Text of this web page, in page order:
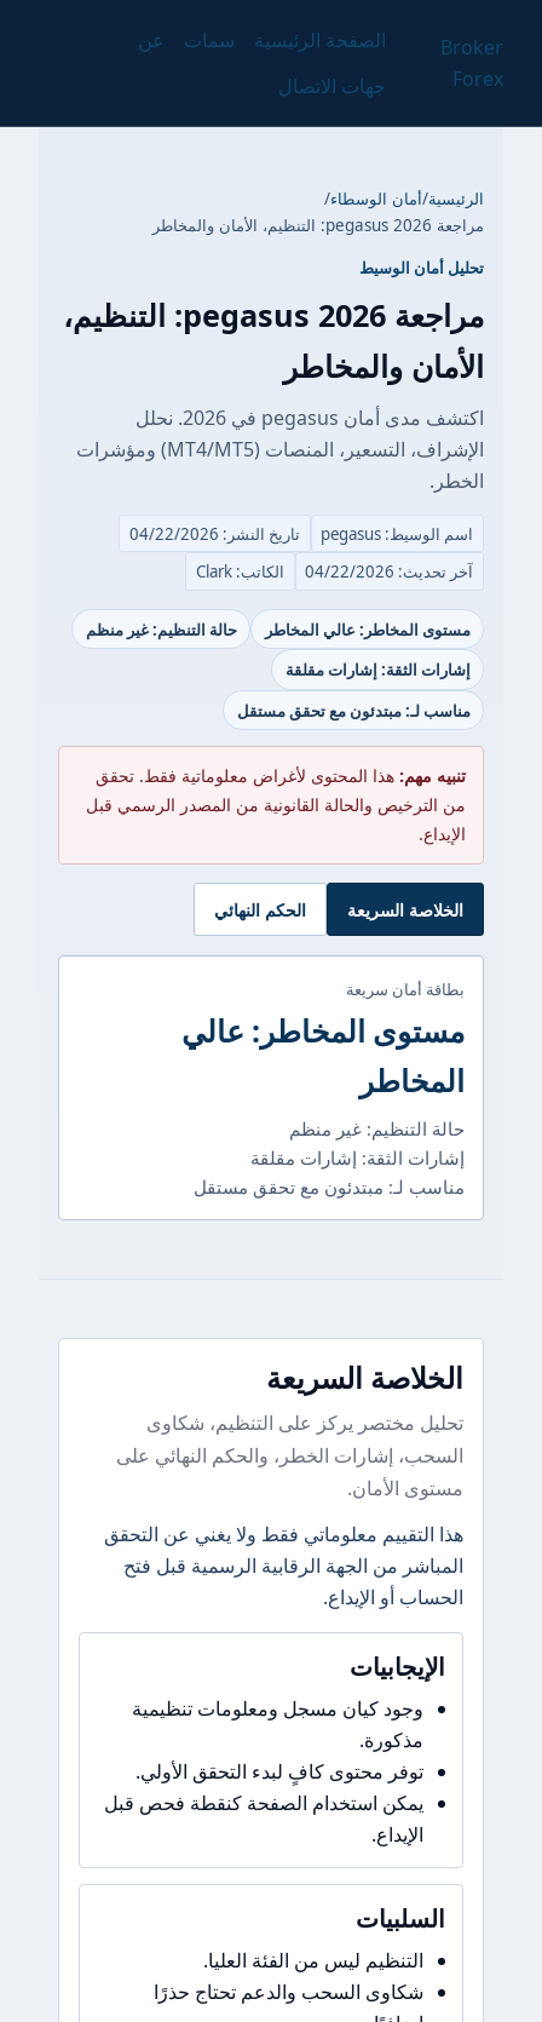
Broker
Forex
الصفحة الرئيسية سمات
عن
جهات الاتصال
الرئيسية/أمان الوسطاء/
مراجعة pegasus 2026: التنظيم، الأمان والمخاطر
تحليل أمان الوسيط
مراجعة pegasus 2026: التنظيم،
الأمان والمخاطر
اكتشف مدى أمان pegasus في 2026. نحلل
الإشراف، التسعير، المنصات (MT4/MT5) ومؤشرات
الخطر.
اسم الوسيط: pegasus
تاريخ النشر: 04/22/2026
آخر تحديث: 04/22/2026
الكاتب: Clark
مستوى المخاطر: عالي المخاطر
حالة التنظيم: غير منظم
إشارات الثقة: إشارات مقلقة
مناسب لـ: مبتدئون مع تحقق مستقل
تنبيه مهم: هذا المحتوى لأغراض معلوماتية فقط. تحقق
من الترخيص والحالة القانونية من المصدر الرسمي قبل
الإيداع.
الخلاصة السريعة الحكم النهائي
بطاقة أمان سريعة
مستوى المخاطر: عالي
المخاطر
حالة التنظيم: غير منظم
إشارات الثقة: إشارات مقلقة
مناسب لـ: مبتدئون مع تحقق مستقل
الخلاصة السريعة
تحليل مختصر يركز على التنظيم، شكاوى
السحب، إشارات الخطر، والحكم النهائي على
مستوى الأمان.
هذا التقييم معلوماتي فقط ولا يغني عن التحقق
المباشر من الجهة الرقابية الرسمية قبل فتح
الحساب أو الإيداع.
الإيجابيات
وجود كيان مسجل ومعلومات تنظيمية
مذكورة.
توفر محتوى كافٍ لبدء التحقق الأولي.
يمكن استخدام الصفحة كنقطة فحص قبل
الإيداع.
السلبيات
التنظيم ليس من الفئة العليا.
شكاوى السحب والدعم تحتاج حذرًا